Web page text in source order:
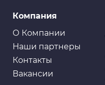
Компания
О Компании
Наши партнеры
Контакты
Вакансии